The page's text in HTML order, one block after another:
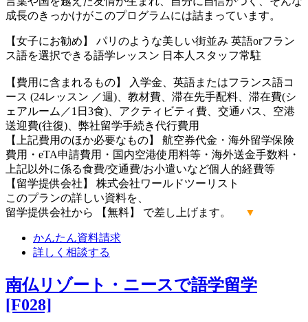
成長のきっかけがこのプログラムには詰まっています。
【女子にお勧め】 パリのような美しい街並み 英語orフラン
ス語を選択できる語学レッスン 日本人スタッフ常駐
【費用に含まれるもの】 入学金、英語またはフランス語コ
ース (24レッスン ／週)、教材費、滞在先手配料、滞在費(シ
ェアルーム／1日3食)、アクティビティ費、交通パス、空港
送迎費(往復)、弊社留学手続き代行費用
【上記費用のほか必要なもの】 航空券代金・海外留学保険
費用・eTA申請費用・国内空港使用料等・海外送金手数料・
上記以外に係る食費/交通費/お小遣いなど個人的経費等
【留学提供会社】 株式会社ワールドツーリスト
このプランの詳しい資料を、
留学提供会社から 【無料】 で差し上げます。
▼
かんたん資料請求
詳しく 相談する
南仏リゾート・ニースで語学留学
[F028]